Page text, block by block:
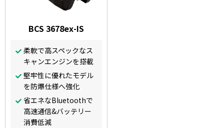
BCS 3678ex-IS
柔軟で高スペックなス
キャンエンジンを搭載
堅牢性に優れたモデル
を防爆仕様へ強化
省エネなBluetoothで
高速通信&バッテリー
消費低減